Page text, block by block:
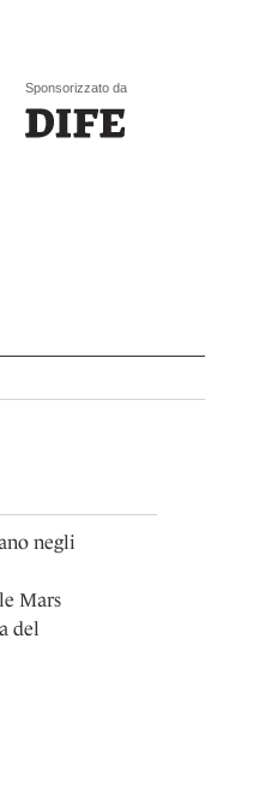
Sponsorizzato da
negli
Mars
del